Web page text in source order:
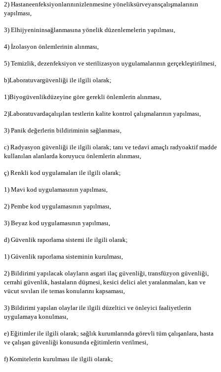
2) Hastaneenfeksiyonlarınınizlenmesine yöneliksürveyansçalışmalarının
yapılması,
3) Elhijyenininsağlanmasına yönelik düzenlemelerin yapılması,
4) İzolasyon önlemlerinin alınması,
5) Temizlik, dezenfeksiyon ve sterilizasyon uygulamalarının gerçekleştirilmesi,
b)Laboratuvargüvenliği ile ilgili olarak;
1)Biyogüvenlikdüzeyine göre gerekli önlemlerin alınması,
2)Laboratuvardaçalışılan testlerin kalite kontrol çalışmalarının yapılması,
3) Panik değerlerin bildiriminin sağlanması,
c) Radyasyon güvenliği ile ilgili olarak; tanı ve tedavi amaçlı radyoaktif madde
kullanılan alanlarda koruyucu önlemlerin alınması,
ç) Renkli kod uygulamaları ile ilgili olarak;
1) Mavi kod uygulamasının yapılması,
2) Pembe kod uygulamasının yapılması,
3) Beyaz kod uygulamasının yapılması,
d) Güvenlik raporlama sistemi ile ilgili olarak;
1) Güvenlik raporlama sisteminin kurulması,
2) Bildirimi yapılacak olayların asgari ilaç güvenliği, transfüzyon güvenliği,
cerrahi güvenlik, hastaların düşmesi, kesici delici alet yaralanmaları, kan ve
vücut sıvıları ile temas konularını kapsaması,
3) Bildirimi yapılan olaylar ile ilgili düzeltici ve önleyici faaliyetlerin
uygulamaya konulması,
e) Eğitimler ile ilgili olarak; sağlık kurumlarında görevli tüm çalışanlara, hasta
ve çalışan güvenliği konusunda eğitimlerin verilmesi,
f) Komitelerin kurulması ile ilgili olarak;